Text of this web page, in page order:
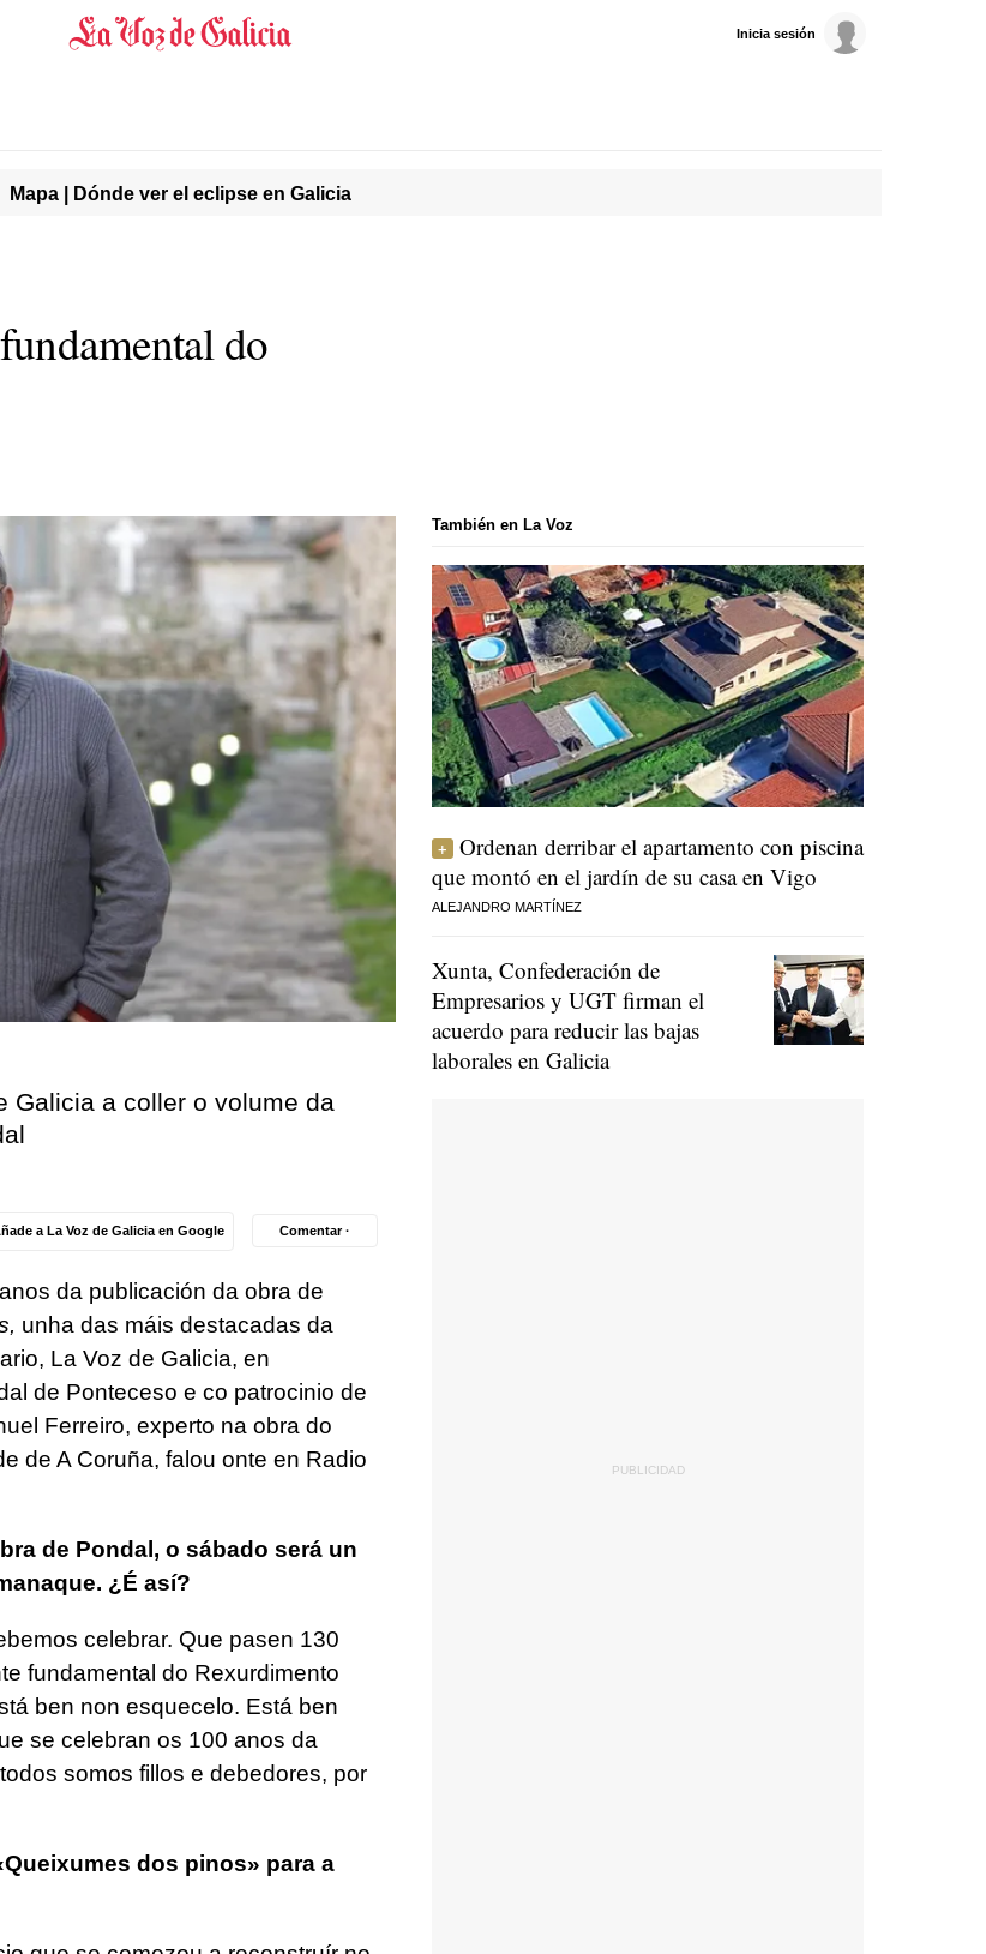
Inicia sesión
Mapa | Dónde ver el eclipse en Galicia
do
Galicia a coller o volume da
a La Voz de Galicia en Google Comentar ·
da publicación da obra de
unha das máis destacadas da
La Voz de Galicia, en
de Ponteceso e co patrocinio de
Ferreiro, experto na obra do
de A Coruña, falou onte en Radio
de Pondal, o sábado será un
¿É así?
celebrar. Que pasen 130
fundamental do Rexurdimento
ben non esquecelo. Está ben
se celebran os 100 anos da
somos fillos e debedores, por
dos pinos» para a
También en La Voz
Ordenan derribar el apartamento con piscina
que montó en el jardín de su casa en Vigo
ALEJANDRO MARTÍNEZ
Xunta, Confederación de
Empresarios y UGT firman el
acuerdo para reducir las bajas
laborales en Galicia